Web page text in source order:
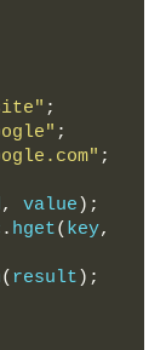
;
;
;
, value );
. hget( key,
( result );